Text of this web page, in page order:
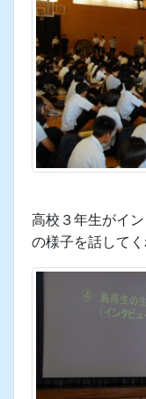
た。大変暑い中
から多くの中学
ます初めは、教
す。